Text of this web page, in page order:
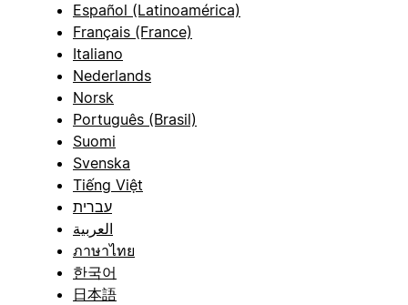
Español (Latinoamérica)
Français (France)
Italiano
Nederlands
Norsk
Português (Brasil)
Suomi
Svenska
Tiếng Việt
עברית
العربية
ภาษาไทย
한국어
日本語